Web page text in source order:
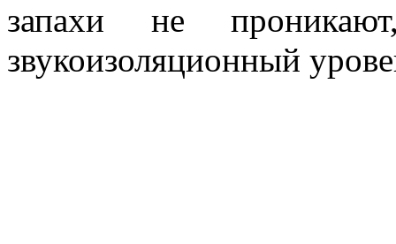
запахи не
звукоизоляционный